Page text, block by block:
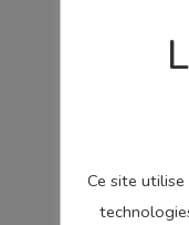
Ce site